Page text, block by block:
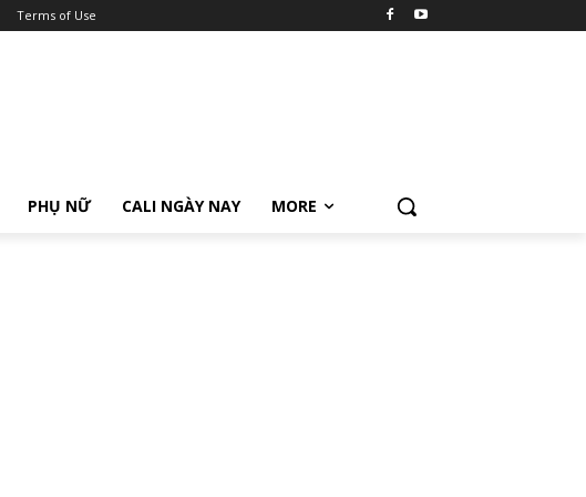
Terms of Use
PHỤ NỮ CALI NGÀY NAY MORE